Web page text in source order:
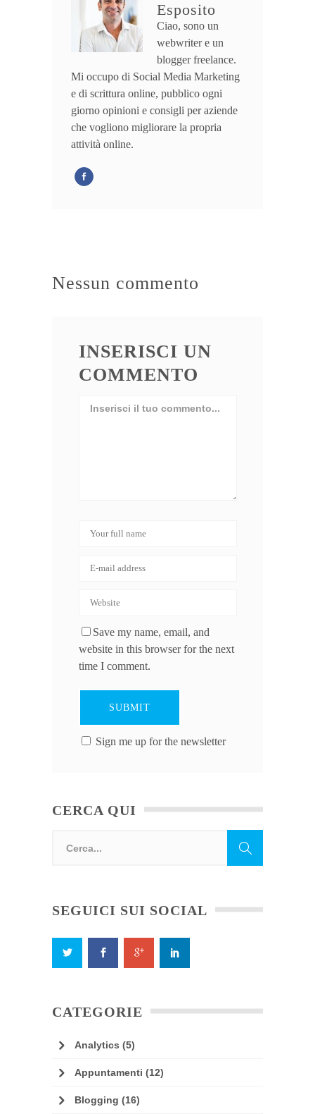
Esposito
Ciao, sono un
webwriter e un
blogger freelance.
Mi occupo di Social Media Marketing
e di scrittura online, pubblico ogni
giorno opinioni e consigli per aziende
che vogliono migliorare la propria
attività online.
Nessun commento
INSERISCI UN
COMMENTO
Save my name, email, and
website in this browser for the next
time I comment.
Sign me up for the newsletter
CERCA QUI
SEGUICI SUI SOCIAL
CATEGORIE
Analytics (5)
Appuntamenti (12)
Blogging (16)